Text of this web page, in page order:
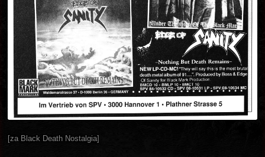
[za Black Death Nostalgia]